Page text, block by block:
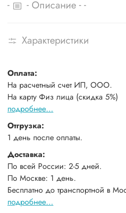
- - Описание - -
Характеристики
Оплата:
На расчетный счет ИП, ООО.
На карту Физ лица (скидка 5%)
подробнее...
Отгрузка:
1 день после оплаты.
Доставка:
По всей России: 2-5 дней.
По Москве: 1 день.
Бесплатно до транспортной в
подробнее...